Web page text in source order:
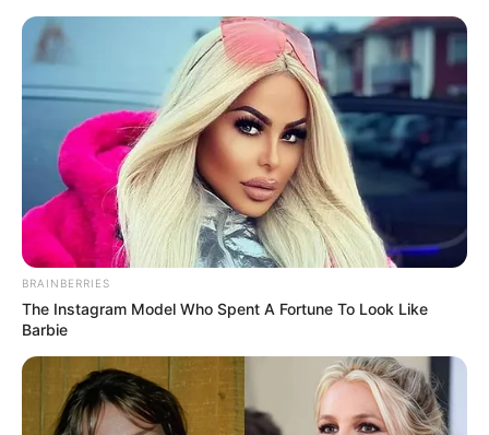
au
contenu LE MEILLEUR PRONOSTIC
La Base du QUINTÉ au Special Tocard du PMU
Menu
BRAINBERRIES
The Instagram Model Who Spent A Fortune To Look Like
Barbie